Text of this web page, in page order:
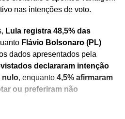
nas intenções de voto.
Lula registra 48,5% das
Flávio Bolsonaro (PL)
dados apresentados pela
declararam intenção
nulo, enquanto 4,5% afirmaram
ou preferiram não